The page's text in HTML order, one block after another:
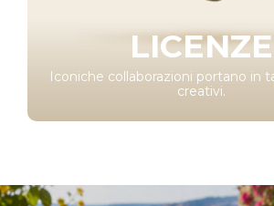
LICENZE
Iconiche collaborazioni portano in
creativi.